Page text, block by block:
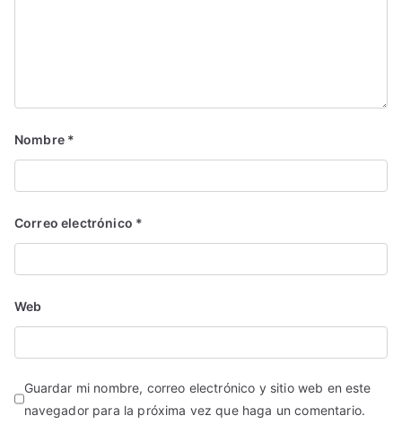
Nombre *
Correo electrónico *
Web
Guardar mi nombre, correo electrónico y sitio web en este
navegador para la próxima vez que haga un comentario.